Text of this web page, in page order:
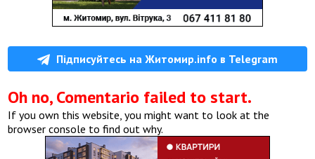
Підписуйтесь на Житомир.info в Telegram
Oh no, Comentario failed to start.
If you own this website, you might want to look at the
browser console to find out why.